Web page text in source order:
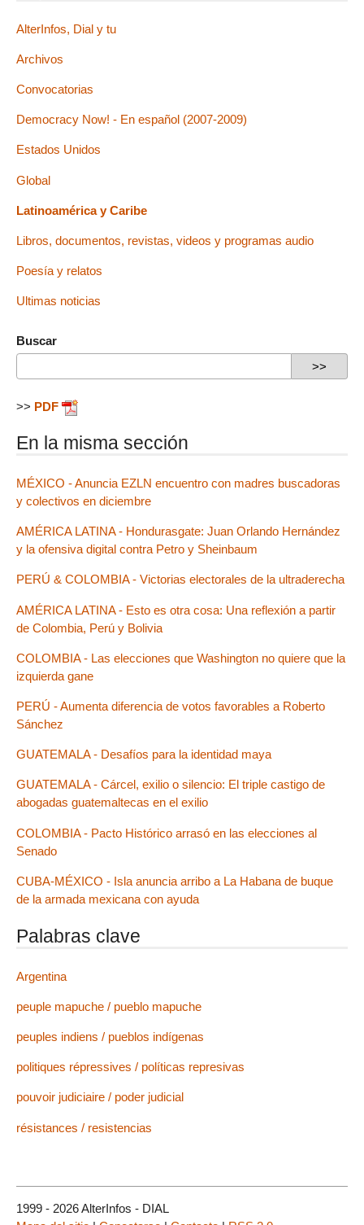
AlterInfos, Dial y tu
Archivos
Convocatorias
Democracy Now! - En español (2007-2009)
Estados Unidos
Global
Latinoamérica y Caribe
Libros, documentos, revistas, videos y programas audio
Poesía y relatos
Ultimas noticias
Buscar
>> PDF
En la misma sección
MÉXICO - Anuncia EZLN encuentro con madres buscadoras
y colectivos en diciembre
AMÉRICA LATINA - Hondurasgate: Juan Orlando Hernández
y la ofensiva digital contra Petro y Sheinbaum
PERÚ & COLOMBIA - Victorias electorales de la ultraderecha
AMÉRICA LATINA - Esto es otra cosa: Una reflexión a partir
de Colombia, Perú y Bolivia
COLOMBIA - Las elecciones que Washington no quiere que la
izquierda gane
PERÚ - Aumenta diferencia de votos favorables a Roberto
Sánchez
GUATEMALA - Desafíos para la identidad maya
GUATEMALA - Cárcel, exilio o silencio: El triple castigo de
abogadas guatemaltecas en el exilio
COLOMBIA - Pacto Histórico arrasó en las elecciones al
Senado
CUBA-MÉXICO - Isla anuncia arribo a La Habana de buque
de la armada mexicana con ayuda
Palabras clave
Argentina
peuple mapuche / pueblo mapuche
peuples indiens / pueblos indígenas
politiques répressives / políticas represivas
pouvoir judiciaire / poder judicial
résistances / resistencias
1999 - 2026 AlterInfos - DIAL